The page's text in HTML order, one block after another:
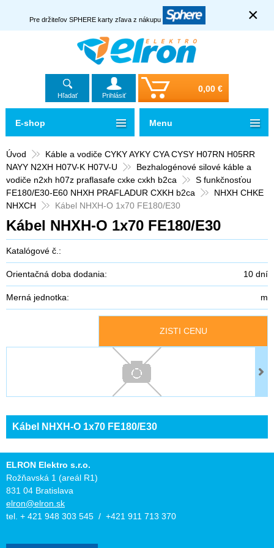
Pre držiteľov SPHERE karty zľava z nákupu ×
Hľadať Prihlásiť
0,00 €
Úvod
Káble a vodiče CYKY AYKY CYA CYSY H07RN H05RR
NAYY N2XH H07V-K H07V-U
Bezhalogénové silové káble a
vodiče n2xh h07z praflasafe cxke cxkh b2ca
S funkčnosťou
FE180/E30-E60 NHXH PRAFLADUR CXKH b2ca
NHXH CHKE
NHXCH
Kábel NHXH-O 1x70 FE180/E30
Kábel NHXH-O 1x70 FE180/E30
Katalógové č.:
Orientačná doba dodania: 10 dní
Merná jednotka: m
ZISTI CENU
Kábel NHXH-O 1x70 FE180/E30
E-shop Menu
ELRON Elektro s.r.o.
Rožňavská 1 (areál R1)
831 04 Bratislava
elron@elron.sk
tel. + 421 948 303 545 / +421 911 713 370